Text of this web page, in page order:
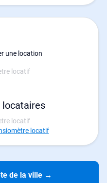
une location
locataires
locatif
de la ville →